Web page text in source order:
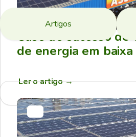
Case de sucesso
de energia em
Ler o artigo→
Artigos